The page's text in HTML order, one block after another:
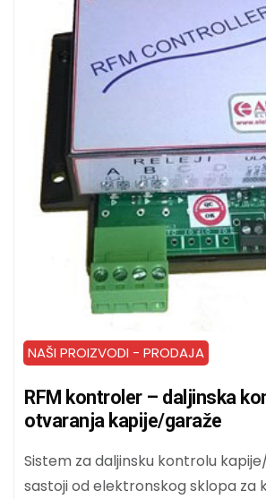
NAŠI PROIZVODI - PRODAJA
RFM kontroler – daljinska
otvaranja kapije/garaže
Sistem za daljinsku kontrolu
sastoji od elektronskog sklopa